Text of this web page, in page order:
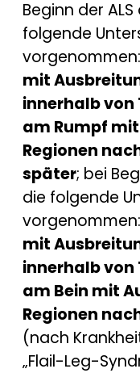
Beginn der
folgende
vorgenommen:
mit
innerhalb von
am Rumpf
Regionen
später; bei
die folgende
vorgenommen:
mit
innerhalb von
am Bein mit
Regionen
(nach
„Flail-Leg-